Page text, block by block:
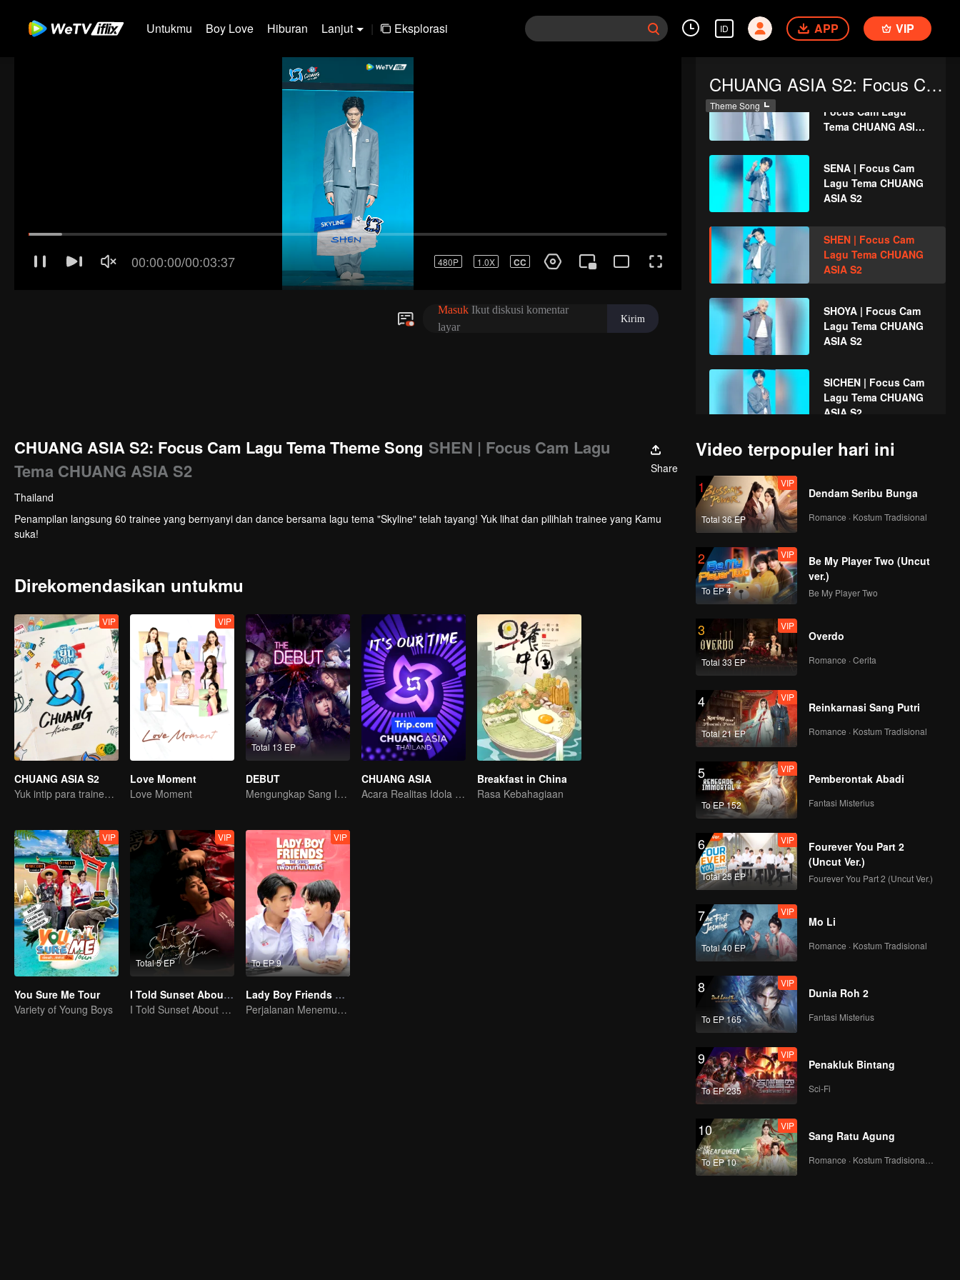
Untukmu Boy Love Hiburan Lanjut | Eksplorasi ID APP VIP
CHUANG ASIA S2: Focus Cam Lagu Tema
Theme Song
RICKY | Focus Cam
Lagu Tema CHUANG
Focus Cam Lagu
Tema CHUANG ASIA
SENA | Focus Cam
Lagu Tema CHUANG
ASIA S2
SHEN | Focus Cam
Lagu Tema CHUANG
ASIA S2
SHOYA | Focus Cam
Lagu Tema CHUANG
ASIA S2
SICHEN | Focus Cam
Lagu Tema CHUANG
ASIA S2
SMART | Focus Cam
SUNNY | Focus Cam
ASIA S2
TADALEE | Focus
TATA | Focus Cam
THI-O | Focus Cam
TIAN QI | Focus Cam
ASIA S2
TZI XUAN | Focus
WANXIN | Focus Cam
WEIZHI | Focus Cam
WHYLUCAS | Focus
WUXUN | Focus Cam
CHUANG ASIA S2: Focus Cam Lagu Tema Theme Song SHEN | Focus Cam Lagu
Tema CHUANG ASIA S2
Share
Thailand
Penampilan langsung 60 trainee yang bernyanyi dan dance bersama lagu tema "Skyline" telah tayang! Yuk lihat dan pilihlah trainee yang Kamu
suka!
Direkomendasikan untukmu
VIP
CHUANG ASIA S2
Yuk intip para trainee ini, pilih idolamu!
VIP
Love Moment
Love Moment
Total 13 EP
DEBUT
Mengungkap Sang Idola
CHUANG ASIA
Acara Realitas Idola Girl Group
Breakfast in China
Rasa Kebahagiaan
VIP
You Sure Me Tour
Variety of Young Boys
Total 5 EP
VIP
I Told Sunset About You
I Told Sunset About You
To EP 9
VIP
Lady Boy Friends The Series
Perjalanan Menemukan Diri dan Cinta
Video terpopuler hari ini
1
Total 36 EP
VIP
Dendam Seribu Bunga
Romance · Kostum Tradisional
2
To EP 4
VIP
Be My Player Two (Uncut
ver.)
Be My Player Two
3
Total 33 EP
VIP
Overdo
Romance · Cerita
4
Total 21 EP
VIP
Reinkarnasi Sang Putri
Romance · Kostum Tradisional
5
To EP 152
VIP
Pemberontak Abadi
Fantasi Misterius
6
Total 25 EP
VIP
Fourever You Part 2
(Uncut Ver.)
Fourever You Part 2 (Uncut Ver.)
7
Total 40 EP
VIP
Mo Li
Romance · Kostum Tradisional
8
To EP 165
VIP
Dunia Roh 2
Fantasi Misterius
9
To EP 235
VIP
Penakluk Bintang
Sci-Fi
10
To EP 10
VIP
Sang Ratu Agung